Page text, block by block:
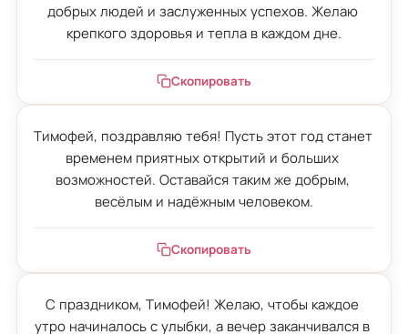
добрых людей и заслуженных успехов. Желаю
крепкого здоровья и тепла в каждом дне.
Скопировать
Тимофей, поздравляю тебя! Пусть этот год станет
временем приятных открытий и больших
возможностей. Оставайся таким же добрым,
весёлым и надёжным человеком.
Скопировать
С праздником, Тимофей! Желаю, чтобы каждое
утро начиналось с улыбки, а вечер заканчивался в